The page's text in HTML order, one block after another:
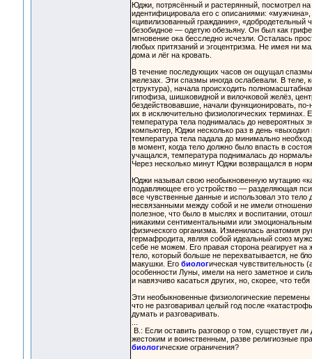
Юджи, потрясённый и растерянный, посмотрел на
идентифицировала его с описаниями:
«цивилизованный гражданин», «добродетельный
безобидное — одетую обезьяну. Он был как
мгновение ока бесследно исчезли. Осталась
любых притязаний и эгоцентризма. Не имея ни
дома и лёг на кровать.
В течение последующих часов он ощущал
железах. Эти спазмы иногда ослабевали. В
структура), начала происходить
гипофиза, шишковидной и вилочковой желёз,
бездействовавшие, начали функционировать,
их в исключительно физиологических терминах.
температура тела поднималась до невероятных
компьютер, Юджи несколько раз в день «выходил
температура тела падала до минимально
в момент, когда тело должно было впасть в
учащался, температура поднималась до
Через несколько минут Юджи возвращался в
Юджи называл свою необыкновенную мутацию
подавляющее его устройство — разделяющая
все чувственные данные и использовал это
несвязанными между собой и не имели
полезное, что было в мыслях и воспитании,
никакими сентиментальными или
физического организма. Изменилась анатомия
гермафродита, являя собой идеальный союз
себе не можем. Его правая сторона реагирует
тело, который больше не перехватывается, не
макушки. Его биологическая чувствительность
особенности Луны, имели на него заметное и
и навязчиво касаться других, но, скорее, что
Эти необыкновенные физиологические
что не разговаривал целый год после
думать и разговаривать.
В.: Если оставить разговор о том, существует
жестоким и воинственным, разве религиозные
биологические ограничения?